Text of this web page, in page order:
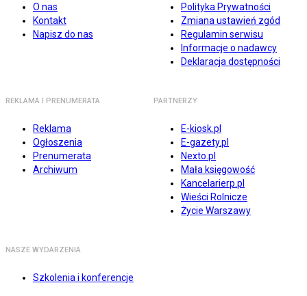
O nas
Kontakt
Napisz do nas
Polityka Prywatności
Zmiana ustawień zgód
Regulamin serwisu
Informacje o nadawcy
Deklaracja dostępności
REKLAMA I PRENUMERATA
Reklama
Ogłoszenia
Prenumerata
Archiwum
PARTNERZY
E-kiosk.pl
E-gazety.pl
Nexto.pl
Mała księgowość
Kancelarierp.pl
Wieści Rolnicze
Życie Warszawy
NASZE WYDARZENIA
Szkolenia i konferencje